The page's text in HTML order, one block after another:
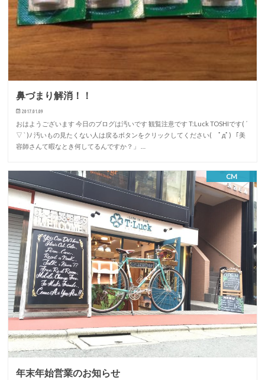
鼻づまり解消！！
2017.01.09
おはようございます 今日のブログは汚いです 観覧注意です T:Luck TOSHIです( ´
▽ ` )ﾉ 汚いもの見たくない人は戻るボタンをクリックしてください( ﾟдﾟ) 「美
容師さんて暇なとき何してるんですか？」 …
CM
年末年始営業のお知らせ